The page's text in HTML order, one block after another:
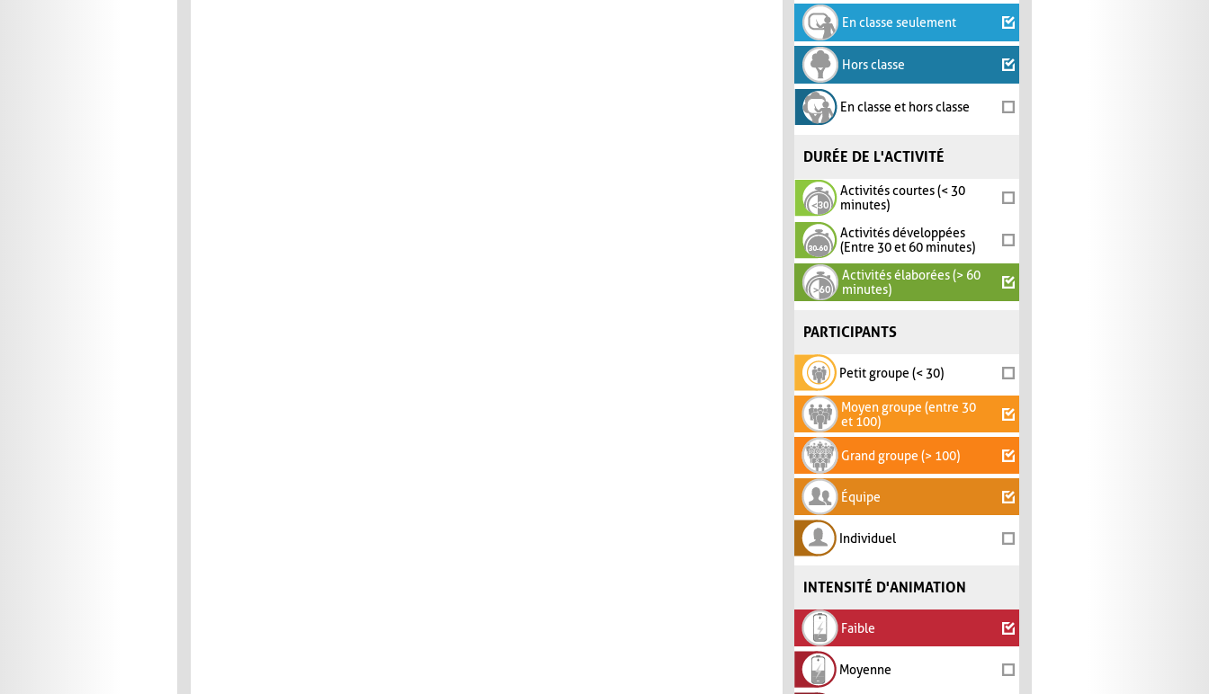
En classe seulement
Hors classe
En classe et hors classe
DURÉE DE L'ACTIVITÉ
Activités courtes (< 30
minutes)
Activités développées
(Entre 30 et 60 minutes)
Activités élaborées (> 60
minutes)
PARTICIPANTS
Petit groupe (< 30)
Moyen groupe (entre 30
et 100)
Grand groupe (> 100)
Équipe
Individuel
INTENSITÉ D'ANIMATION
Faible
Moyenne